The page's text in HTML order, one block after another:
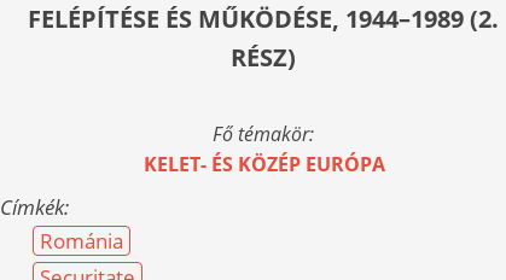
FELÉPÍTÉSE ÉS MŰKÖDÉSE, 1944–1989 (2.
RÉSZ)
Fő témakör:
KELET- ÉS KÖZÉP EURÓPA
Címkék:
Románia